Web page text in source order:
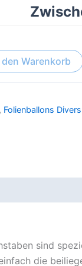
den Warenkorb
Folienballons Divers
sind
die